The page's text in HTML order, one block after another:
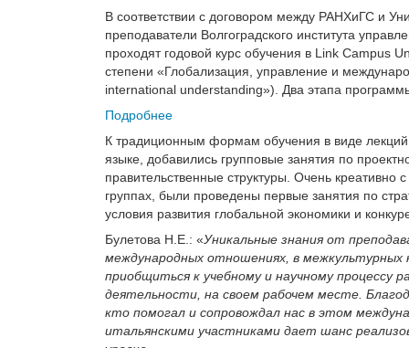
В соответствии с договором между РАНХиГС и
преподаватели Волгоградского института
проходят годовой курс обучения в Link Campus
степени «Глобализация, управление и
international understanding»). Два этапа
Подробнее
К традиционным формам обучения в виде лекций
языке, добавились групповые занятия по
правительственные структуры. Очень
группах, были проведены первые занятия по
условия развития глобальной экономики и
Булетова Н.Е.: «Уникальные знания от
международных отношениях, в
приобщиться к учебному и научному процессу
деятельности, на своем рабочем месте.
кто помогал и сопровождал нас в этом
итальянскими участниками дает шанс